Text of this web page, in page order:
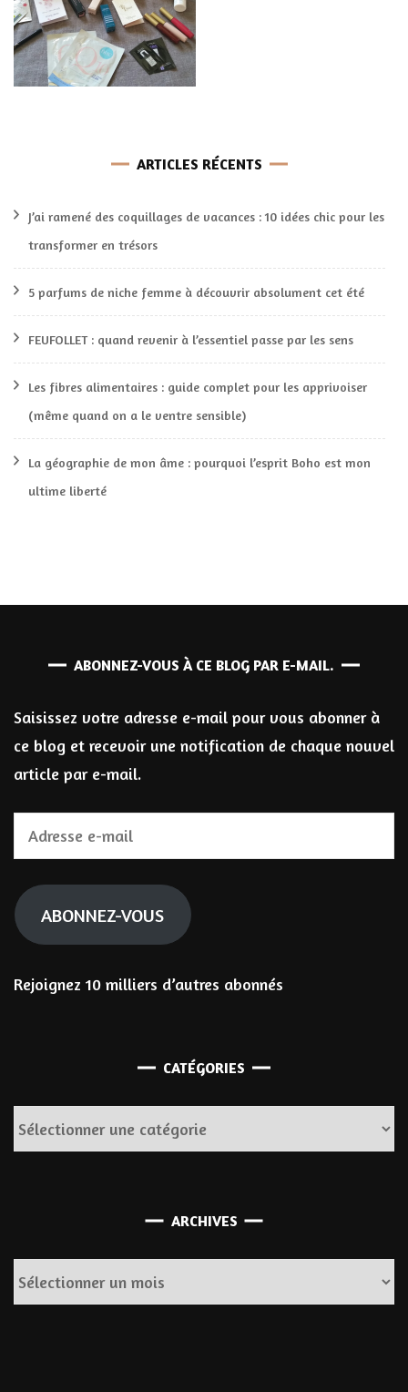
ARTICLES RÉCENTS
J’ai ramené des coquillages de vacances : 10 idées chic pour les
transformer en trésors
5 parfums de niche femme à découvrir absolument cet été
FEUFOLLET : quand revenir à l’essentiel passe par les sens
Les fibres alimentaires : guide complet pour les apprivoiser
(même quand on a le ventre sensible)
La géographie de mon âme : pourquoi l’esprit Boho est mon
ultime liberté
ABONNEZ-VOUS À CE BLOG PAR E-MAIL.
Saisissez votre adresse e-mail pour vous abonner à
ce blog et recevoir une notification de chaque nouvel
article par e-mail.
Adresse
e-
mail
ABONNEZ-VOUS
Rejoignez 10 milliers d’autres abonnés
CATÉGORIES
Catégories
ARCHIVES